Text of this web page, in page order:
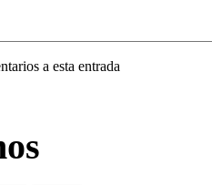
a esta entrada